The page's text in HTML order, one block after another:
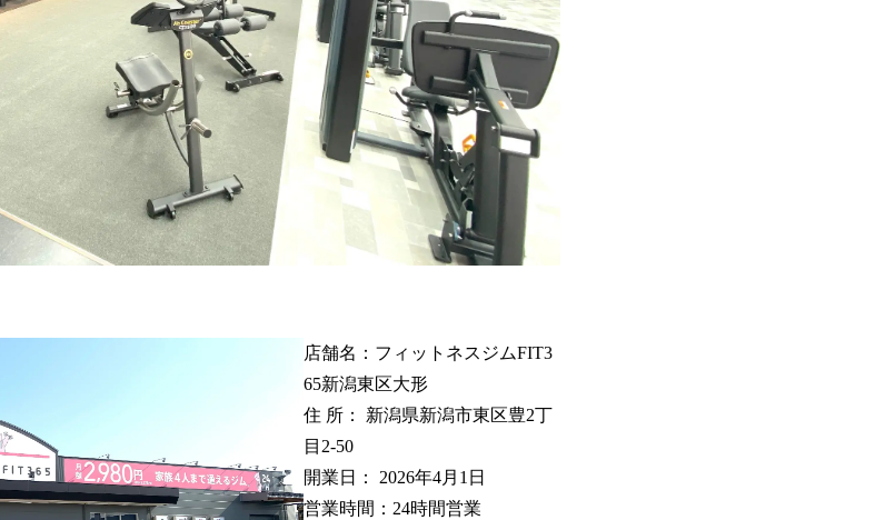
店舗名：フィットネスジムFIT3
65新潟東区大形
住 所： 新潟県新潟市東区豊2丁
目2-50
開業日： 2026年4月1日
営業時間：24時間営業